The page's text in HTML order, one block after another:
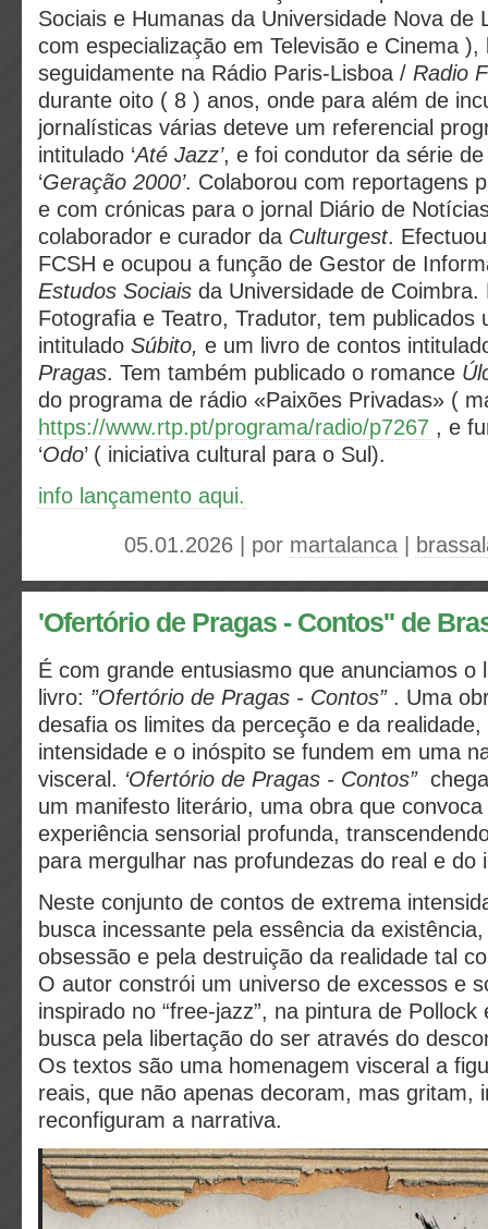
Sociais e Humanas da Universidade Nova de
com especialização em Televisão e Cinema ),
seguidamente na Rádio Paris-Lisboa / Radio
durante oito ( 8 ) anos, onde para além de
jornalísticas várias deteve um referencial
intitulado ‘Até Jazz’, e foi condutor da série
‘Geração 2000’. Colaborou com reportagens
e com crónicas para o jornal Diário de
colaborador e curador da Culturgest.
FCSH e ocupou a função de Gestor de
Estudos Sociais da Universidade de
Fotografia e Teatro, Tradutor, tem publicados
intitulado Súbito, e um livro de contos
Pragas. Tem também publicado o romance
do programa de rádio «Paixões Privadas» (
https://www.rtp.pt/programa/radio/p7267 , e
‘Odo’ ( iniciativa cultural para o Sul).
info lançamento aqui.
05.01.2026 | por martalanca
'Ofertório de Pragas - Contos'' de
É com grande entusiasmo que anunciamos o
livro: ”Ofertório de Pragas - Contos”. Uma
desafia os limites da perceção e da
intensidade e o inóspito se fundem em uma
visceral. ‘Ofertório de Pragas - Contos”chega
um manifesto literário, uma obra que
experiência sensorial profunda,
para mergulhar nas profundezas do real e do
Neste conjunto de contos de extrema
busca incessante pela essência da
obsessão e pela destruição da realidade tal
O autor constrói um universo de excessos e
inspirado no “free-jazz”, na pintura de Pollock
busca pela libertação do ser através do
Os textos são uma homenagem visceral a
reais, que não apenas decoram, mas gritam,
reconfiguram a narrativa.